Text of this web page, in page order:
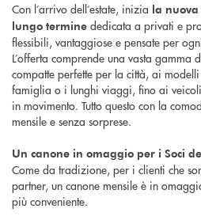
Con l’arrivo dell’estate, inizia la
lungo termine dedicata a privati e
flessibili, vantaggiose e pensate per
L’offerta comprende una vasta
compatte perfette per la città, ai
famiglia o i lunghi viaggi, fino ai
in movimento. Tutto questo con la
mensile e senza sorprese.
Un canone in omaggio per i Soci
Come da tradizione, per i clienti che
partner, un canone mensile è in
più conveniente.